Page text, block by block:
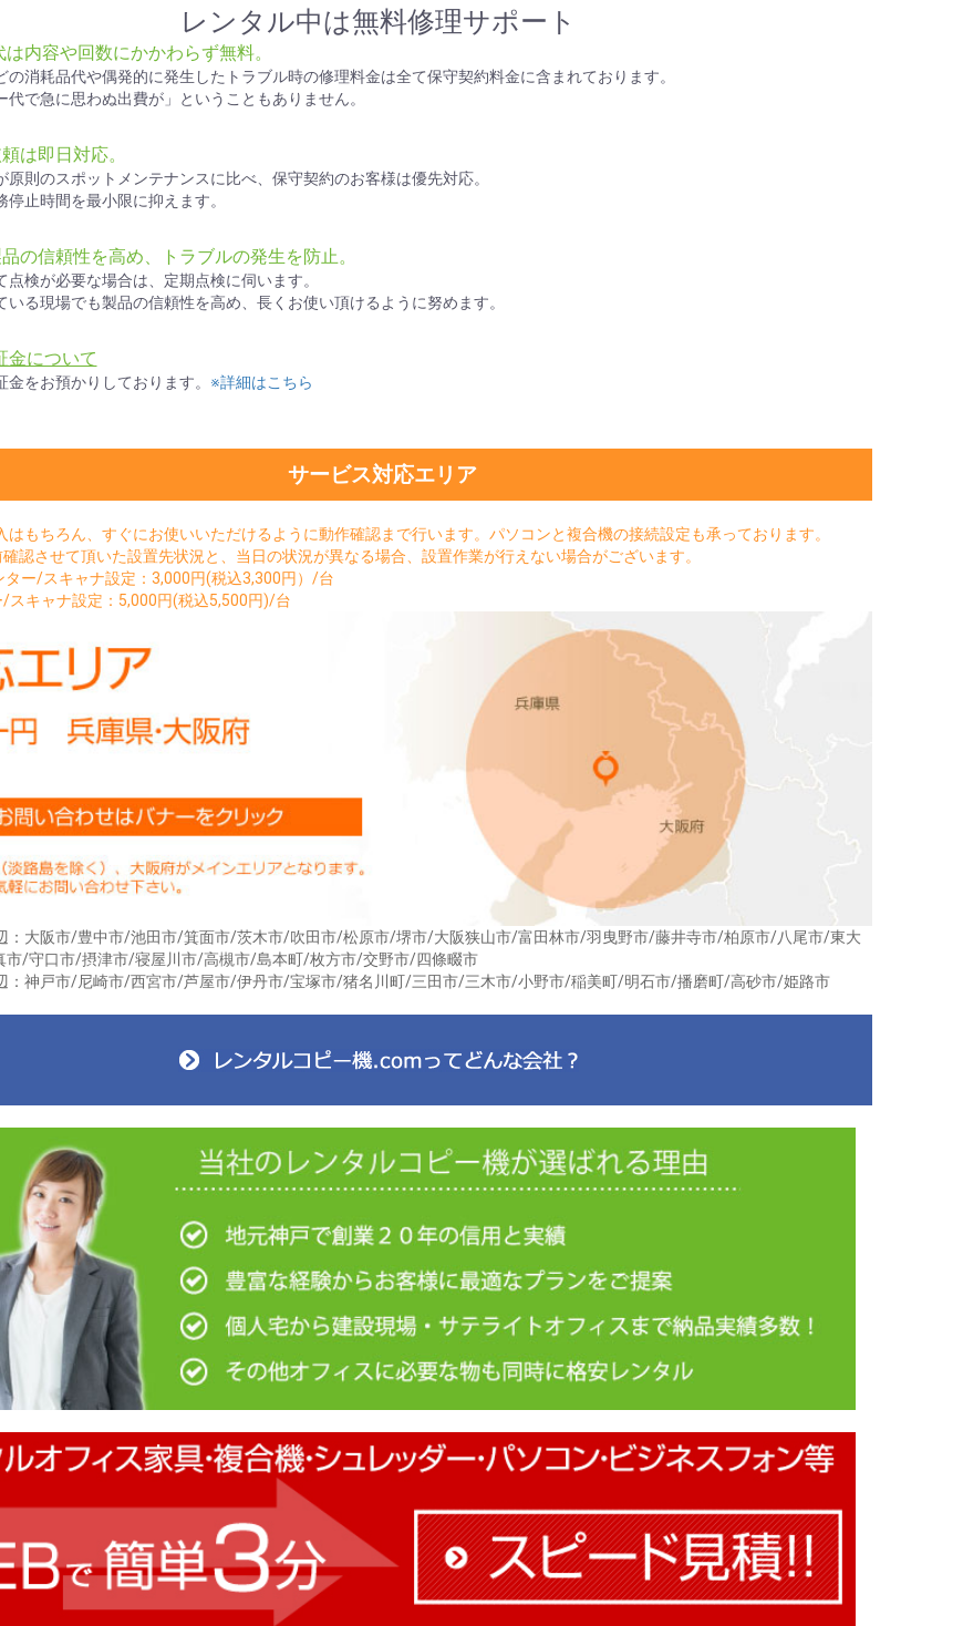
お買い物を続ける
レンタル中は無料修理サポート
内容や回数にかかわらず無料。
の消耗品代や偶発的に発生したトラブル時の修理料金は全て保守契約料金に含まれております。
代で急に思わぬ出費が」ということもありません。
は即日対応。
原則のスポットメンテナンスに比べ、保守契約のお客様は優先対応。
停止時間を最小限に抑えます。
の信頼性を高め、トラブルの発生を防止。
点検が必要な場合は、定期点検に伺います。
いる現場でも製品の信頼性を高め、長くお使い頂けるように努めます。
金について
金をお預かりしております。 ※詳細はこちら
サービス対応エリア
はもちろん、すぐにお使いいただけるように動作確認まで行います。パソコンと複合機の接続設定も承っております。
認させて頂いた設置先状況と、当日の状況が異なる場合、設置作業が行えない場合がございます。
ー/スキャナ設定：3,000円(税込3,300円）/台
スキャナ設定：5,000円(税込5,500円)/台
：大阪市/豊中市/池田市/箕面市/茨木市/吹田市/松原市/堺市/大阪狭山市/富田林市/羽曳野市/藤井寺市/柏原市/八尾市/東大
市/守口市/摂津市/寝屋川市/高槻市/島本町/枚方市/交野市/四條畷市
：神戸市/尼崎市/西宮市/芦屋市/伊丹市/宝塚市/猪名川町/三田市/三木市/小野市/稲美町/明石市/播磨町/高砂市/姫路市